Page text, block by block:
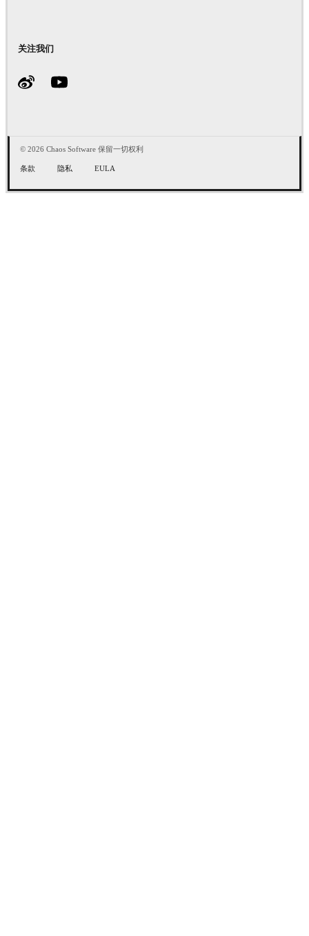
关注我们
© 2026 Chaos Software 保留一切权利
条款 隐私 EULA